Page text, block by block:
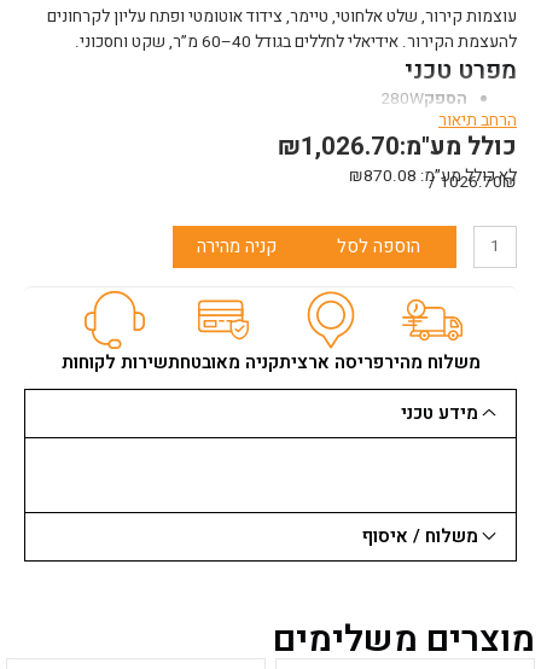
עוצמות קירור, שלט אלחוטי, טיימר, צידוד אוטומטי ופתח עליון לקרחונים
להעצמת הקירור. אידיאלי לחללים בגודל 40–60 מ”ר, שקט וחסכוני.
מפרט טכני
הספק280W
ספיקת אוויר
גודל מיכל80 ליטר
מתאים לשטח בגודל
מידות62.5X42.5X120.5 ס”מ
הרחב תיאור
₪1,026.70כולל מע"מ:
לא כולל מע״מ: ₪870.08
1026.70₪ /
כמות
מק/שעה
פרופקסן
80
הוספה לסל קניה מהירה
משלוח מהירפריסה ארציתקניה מאובטחתשירות לקוחות
מידע טכני
משלוח / איסוף
מוצרים משלימים